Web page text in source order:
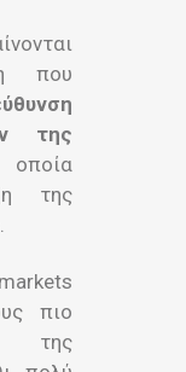
που
της
της
πιο
της